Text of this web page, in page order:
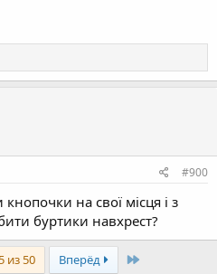
#900
на свої місця і з
буртики навхрест?
из 50 Вперёд Last